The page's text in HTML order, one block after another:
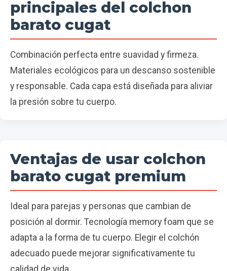
principales del colchon
barato cugat
Combinación perfecta entre suavidad y firmeza.
Materiales ecológicos para un descanso sostenible
y responsable. Cada capa está diseñada para aliviar
la presión sobre tu cuerpo.
Ventajas de usar colchon
barato cugat premium
Ideal para parejas y personas que cambian de
posición al dormir. Tecnología memory foam que se
adapta a la forma de tu cuerpo. Elegir el colchón
adecuado puede mejorar significativamente tu
calidad de vida.